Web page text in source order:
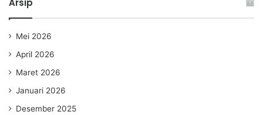
Arsip
Mei 2026
April 2026
Maret 2026
Januari 2026
Desember 2025